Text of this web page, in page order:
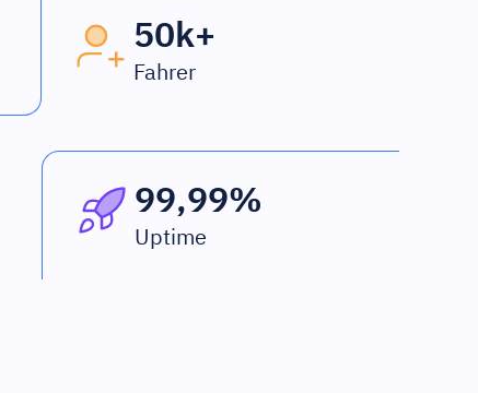
50k+
Fahrer
99,99%
Uptime